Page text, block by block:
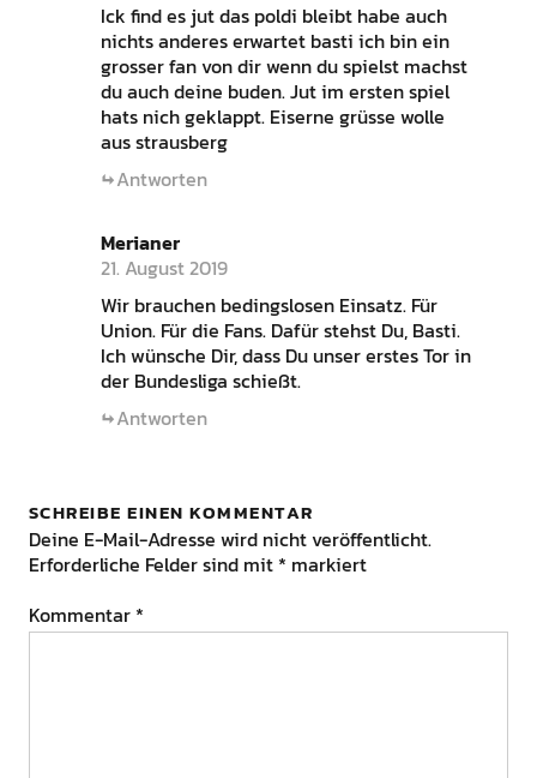
Ick find es jut das poldi bleibt habe auch
nichts anderes erwartet basti ich bin ein
grosser fan von dir wenn du spielst machst
du auch deine buden. Jut im ersten spiel
hats nich geklappt. Eiserne grüsse wolle
aus strausberg
Antworten
Merianer
21. August 2019
Wir brauchen bedingslosen Einsatz. Für
Union. Für die Fans. Dafür stehst Du, Basti.
Ich wünsche Dir, dass Du unser erstes Tor in
der Bundesliga schießt.
Antworten
SCHREIBE EINEN KOMMENTAR
Deine E-Mail-Adresse wird nicht veröffentlicht.
Erforderliche Felder sind mit * markiert
Kommentar *